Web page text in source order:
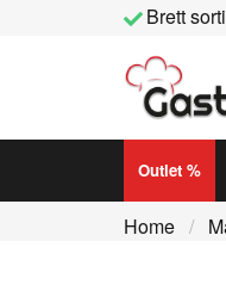
Brett
Outlet %
Home